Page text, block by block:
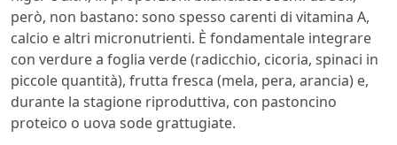
però, non bastano: sono spesso carenti di vitamina A,
calcio e altri micronutrienti. È fondamentale integrare
con verdure a foglia verde (radicchio, cicoria, spinaci in
piccole quantità), frutta fresca (mela, pera, arancia) e,
durante la stagione riproduttiva, con pastoncino
proteico o uova sode grattugiate.